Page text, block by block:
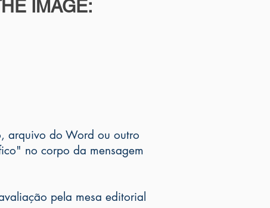
IMAGE:
arquivo do Word ou outro
no corpo da mensagem
pela mesa editorial